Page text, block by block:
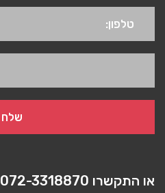
או התקשרו 072-3318870